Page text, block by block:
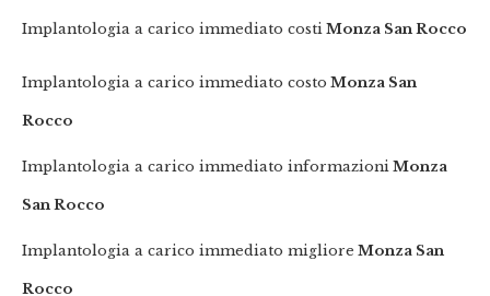
Implantologia a carico immediato costi Monza San Rocco
Implantologia a carico immediato costo Monza San
Rocco
Implantologia a carico immediato informazioni Monza
San Rocco
Implantologia a carico immediato migliore Monza San
Rocco